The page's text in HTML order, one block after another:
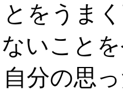
をうま
いこと
分の思